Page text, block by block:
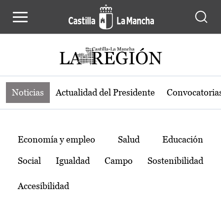
Noticias de la región de Castilla-La
Noticias Actualidad del Presidente
Temas
Economía y empleo Salud Educación
Social Igualdad Campo Sostenibilidad
Accesibilidad